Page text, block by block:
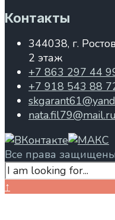
Контакты
344038, г.
2 этаж
+7 863 297 44
+7 918 543 88
nata.fil79@mail.ru
Все права
Search
for:
Close
↑